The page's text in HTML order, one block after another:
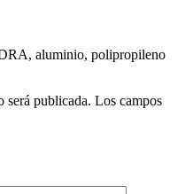
aluminio, polipropileno
será publicada. Los campos